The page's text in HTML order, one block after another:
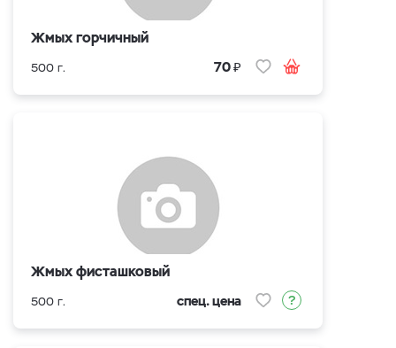
Жмых горчичный
500 г. 70₽
Жмых фисташковый
500 г. спец. цена